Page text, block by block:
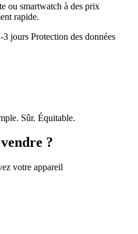
ou smartwatch à des prix
rapide.
3 jours Protection des données
Sûr. Équitable.
?
votre appareil